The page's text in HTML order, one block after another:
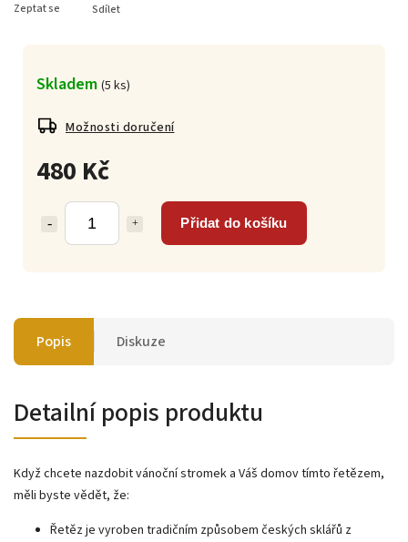
480 Kč
Přidat do košíku
Skladem (5 ks)
Možnosti doručení
Zeptat se Sdílet
Popis Diskuze
Detailní popis produktu
Když chcete nazdobit vánoční stromek a Váš domov tímto řetězem,
měli byste vědět, že:
Řetěz je vyroben tradičním způsobem českých sklářů z